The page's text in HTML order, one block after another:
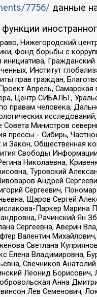
7756/ данные
Нижегородский
Фонд борьбы с
Институт
прав граждан,
Апрель,
Центр СИБАЛЬТ,
правам человека,
Совета Министров
прессы - Сибирь,
Закон, Общественная
Свободы
Николаевна,
Туровский
Андрей
Сергеевич,
Щаров Сергей
Паркер Марина
Рачинский
Сергеевна, Аверин
Валентин
Светлана
Елена Владимировна,
Свечников
Леонид
Анна
Лев Семенович,